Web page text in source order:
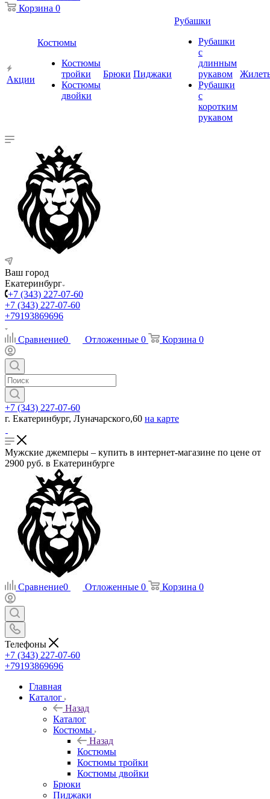
Корзина 0
Акции
Костюмы
Костюмы
тройки
Костюмы
двойки
Брюки Пиджаки
Рубашки
Рубашки
с
длинным
рукавом
Рубашки
с
коротким
рукавом
Ваш город
Екатеринбург
+7 (343) 227-07-60
+7 (343) 227-07-60
+79193869696
Сравнение0 Отложенные 0 Корзина 0
+7 (343) 227-07-60
г. Екатеринбург, Луначарского,60 на карте
Мужские джемперы – купить в интернет-магазине по цене от
2900 руб. в Екатеринбурге
Сравнение0 Отложенные 0 Корзина 0
Телефоны
+7 (343) 227-07-60
+79193869696
Главная
Каталог
Назад
Каталог
Костюмы
Назад
Костюмы
Костюмы тройки
Костюмы двойки
Брюки
Пиджаки